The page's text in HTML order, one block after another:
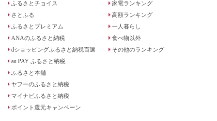
ふるさとチョイス
さとふる
ふるさとプレミアム
ANAのふるさと納税
dショッピングふるさと納税百選
au PAY ふるさと納税
ふるさと本舗
ヤフーのふるさと納税
マイナビふるさと納税
ポイント還元キャンペーン
家電ランキング
高額ランキング
一人暮らし
食べ物以外
その他のランキング